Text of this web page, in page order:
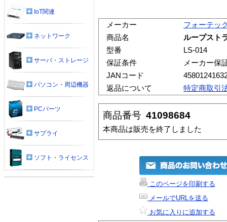
メーカー
フォーテッ
商品名
ループスト
型番
LS-014
保証条件
メーカー保
JANコード
返品について
特定商取引
商品番号 41098684
本商品は販売を終了しました
このページを印刷する
メールでURLを送る
お気に入りに追加する
IoT関連
ネットワーク
サーバ・ストレージ
パソコン・周辺機器
PCパーツ
サプライ
ソフト・ライセンス